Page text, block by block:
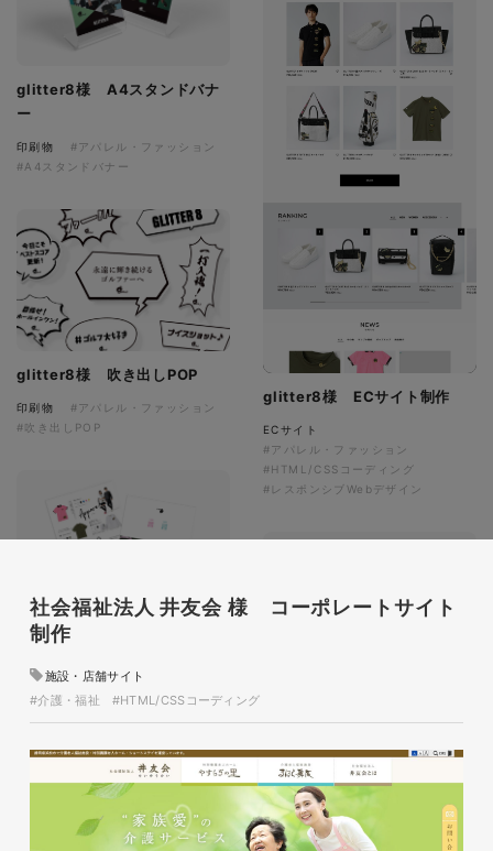
glitter8様 ECサイト制作
ECサイト
#アパレル・ファッション
#HTML/CSSコーディング
#レスポンシブWebデザイン
glitter8様 A4スタンドバナ
ー
印刷物
#アパレル・ファッション
#A4スタンドバナー
glitter8様 吹き出しPOP
印刷物
#アパレル・ファッション
#吹き出しPOP
glitter8様 チラシ
印刷物
#アパレル・ファッション
#カタログ
社会福祉法人 井友会 様 コーポレートサイト
制作
施設・店舗サイト
#介護・福祉
#HTML/CSSコーディング